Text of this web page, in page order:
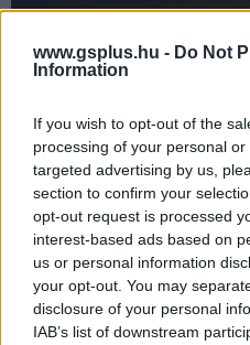
www.gsplus.hu - Do Not
Information
If you wish to opt-out of the
processing of your personal
targeted advertising by us,
section to confirm your
opt-out request is processed
interest-based ads based on
us or personal information
your opt-out. You may
disclosure of your personal
IAB’s list of downstream
Minden láttunk ma, amit
A GameStar YouTube
Videótesztek,
beszélgetések,
magyar feliratos